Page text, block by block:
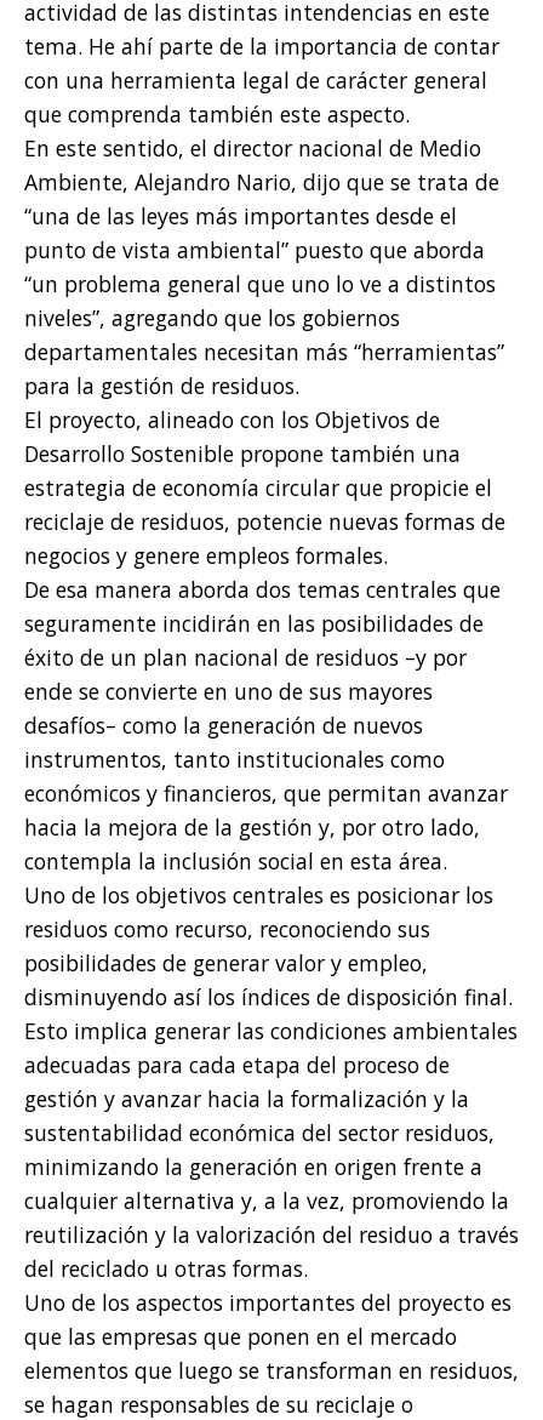
actividad de las distintas intendencias en este
tema. He ahí parte de la importancia de contar
con una herramienta legal de carácter general
que comprenda también este aspecto.
En este sentido, el director nacional de Medio
Ambiente, Alejandro Nario, dijo que se trata de
“una de las leyes más importantes desde el
punto de vista ambiental” puesto que aborda
“un problema general que uno lo ve a distintos
niveles”, agregando que los gobiernos
departamentales necesitan más “herramientas”
para la gestión de residuos.
El proyecto, alineado con los Objetivos de
Desarrollo Sostenible propone también una
estrategia de economía circular que propicie el
reciclaje de residuos, potencie nuevas formas de
negocios y genere empleos formales.
De esa manera aborda dos temas centrales que
seguramente incidirán en las posibilidades de
éxito de un plan nacional de residuos –y por
ende se convierte en uno de sus mayores
desafíos– como la generación de nuevos
instrumentos, tanto institucionales como
económicos y financieros, que permitan avanzar
hacia la mejora de la gestión y, por otro lado,
contempla la inclusión social en esta área.
Uno de los objetivos centrales es posicionar los
residuos como recurso, reconociendo sus
posibilidades de generar valor y empleo,
disminuyendo así los índices de disposición final.
Esto implica generar las condiciones ambientales
adecuadas para cada etapa del proceso de
gestión y avanzar hacia la formalización y la
sustentabilidad económica del sector residuos,
minimizando la generación en origen frente a
cualquier alternativa y, a la vez, promoviendo la
reutilización y la valorización del residuo a través
del reciclado u otras formas.
Uno de los aspectos importantes del proyecto es
que las empresas que ponen en el mercado
elementos que luego se transforman en residuos,
se hagan responsables de su reciclaje o